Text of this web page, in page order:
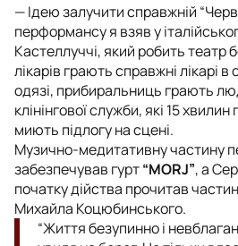
— Ідею залучити справжній
перформансу я взяв у
Кастеллуччі, який робить театр
лікарів грають справжні лікарі
одязі, прибиральниць грають
клінінгової служби, які 15
миють підлогу на сцені.
Музично-медитативну частину
забезпечував гурт“МОRJ”, а
початку дійства прочитав
Михайла Коцюбинського.
“Життя безупинно і